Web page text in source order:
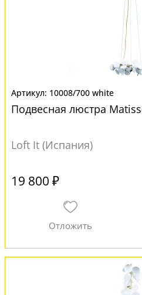
10008/700 white
Подвесная люстра
Loft It (Испания)
19 800 ₽